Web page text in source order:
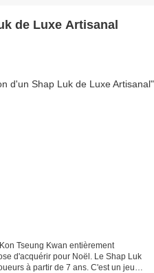
de Luxe Artisanal
Tseung Kwan entièrement
d'acquérir pour Noël. Le Shap Luk
à partir de 7 ans. C'est un jeu